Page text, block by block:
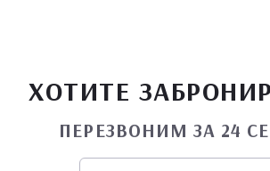
ХОТИТЕ
ПЕРЕЗВОНИМ ЗА 24